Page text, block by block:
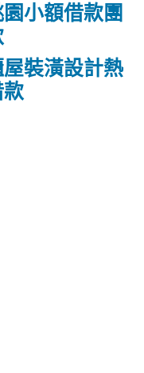
小額借款團
裝潢設計熱